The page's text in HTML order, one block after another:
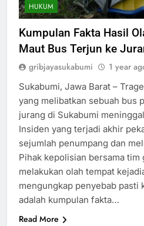
HUKUM
Kumpulan Fakta Hasil
Maut Bus Terjun ke
gribjayasukabumi 1 year
Sukabumi, Jawa Barat –
yang melibatkan sebuah bus
jurang di Sukabumi
Insiden yang terjadi akhir
sejumlah penumpang dan
Pihak kepolisian bersama tim
melakukan olah tempat
mengungkap penyebab pasti
adalah kumpulan fakta…
Read More